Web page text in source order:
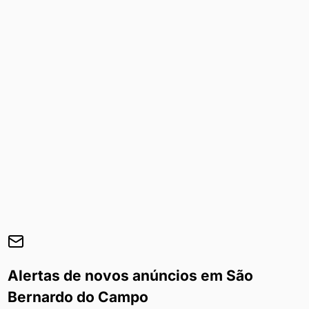
Alertas de novos anúncios em São
Bernardo do Campo